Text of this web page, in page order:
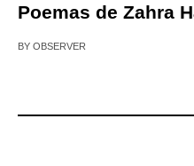
Poemas de Zahra
BY OBSERVER